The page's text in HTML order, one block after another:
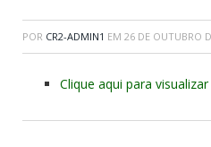
POR CR2-ADMIN1 EM 26 DE OUTUBRO
Clique aqui para visualizar